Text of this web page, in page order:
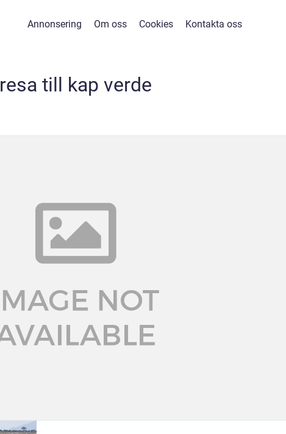
Annonsering Om oss Cookies Kontakta oss
resa till kap verde